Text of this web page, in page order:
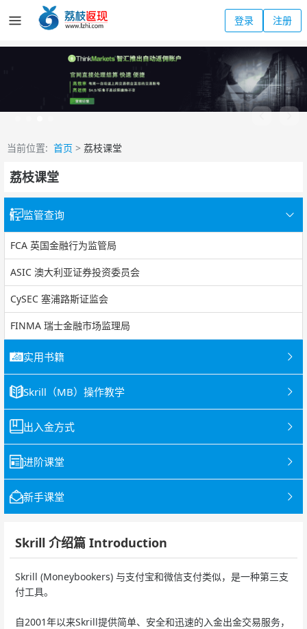
登录 注册
当前位置: 首页 > 荔枝课堂
荔枝课堂
监管查询
FCA 英国金融行为监管局
ASIC 澳大利亚证券投资委员会
CySEC 塞浦路斯证监会
FINMA 瑞士金融市场监理局
实用书籍
Skrill（MB）操作教学
出入金方式
进阶课堂
新手课堂
Skrill 介绍篇 Introduction
Skrill (Moneybookers) 与支付宝和微信支付类似，是一种第三支
付工具。
自2001年以来Skrill提供简单、安全和迅速的入金出金交易服务，